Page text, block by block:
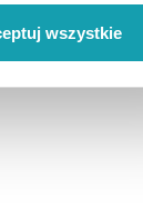
dostępu do
wszystkie